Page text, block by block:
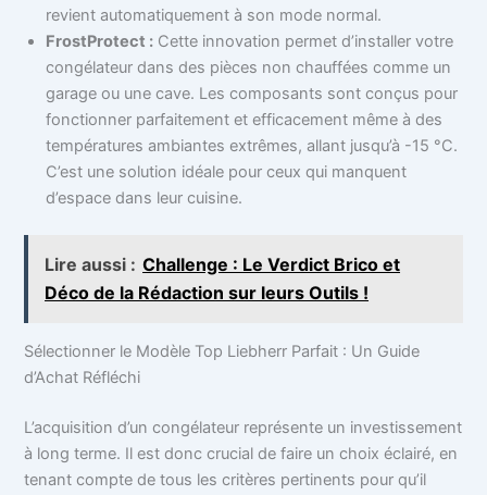
revient automatiquement à son mode normal.
FrostProtect : Cette innovation permet d’installer votre
congélateur dans des pièces non chauffées comme un
garage ou une cave. Les composants sont conçus pour
fonctionner parfaitement et efficacement même à des
températures ambiantes extrêmes, allant jusqu’à -15 °C.
C’est une solution idéale pour ceux qui manquent
d’espace dans leur cuisine.
Lire aussi : Challenge : Le Verdict Brico et
Déco de la Rédaction sur leurs Outils !
Sélectionner le Modèle Top Liebherr Parfait : Un Guide
d’Achat Réfléchi
L’acquisition d’un congélateur représente un investissement
à long terme. Il est donc crucial de faire un choix éclairé, en
tenant compte de tous les critères pertinents pour qu’il